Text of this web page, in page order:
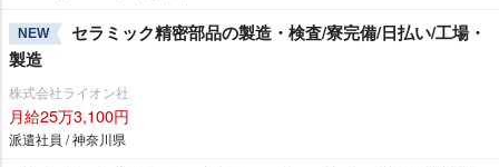
NEW
セラミック精密部品の製造・検査/寮完備/日払い/工場・
製造
株式会社ライオン社
月給25万3,100円
派遣社員 / 神奈川県